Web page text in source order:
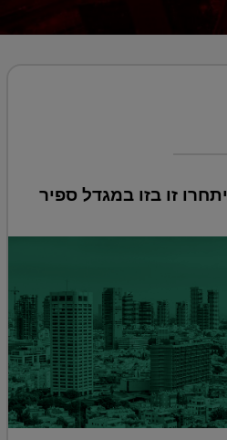
WeWork ו־Be All יתחרו זו בזו במגדל ספיר